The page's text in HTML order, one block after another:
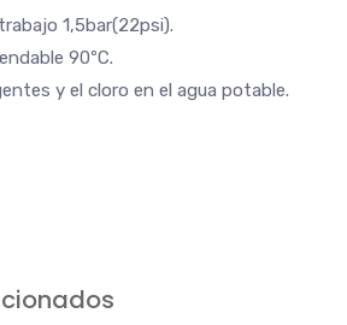
1,5bar(22psi).
90ºC.
y el cloro en el agua potable.